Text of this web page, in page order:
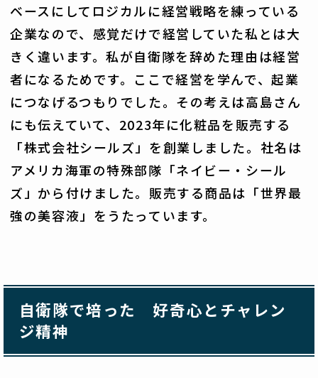
ベースにしてロジカルに経営戦略を練っている
企業なので、感覚だけで経営していた私とは大
きく違います。私が自衛隊を辞めた理由は経営
者になるためです。ここで経営を学んで、起業
につなげるつもりでした。その考えは高島さん
にも伝えていて、2023年に化粧品を販売する
「株式会社シールズ」を創業しました。社名は
アメリカ海軍の特殊部隊「ネイビー・シール
ズ」から付けました。販売する商品は「世界最
強の美容液」をうたっています。
自衛隊で培った 好奇心とチャレン
ジ精神